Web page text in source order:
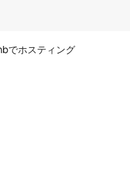
でホスティング